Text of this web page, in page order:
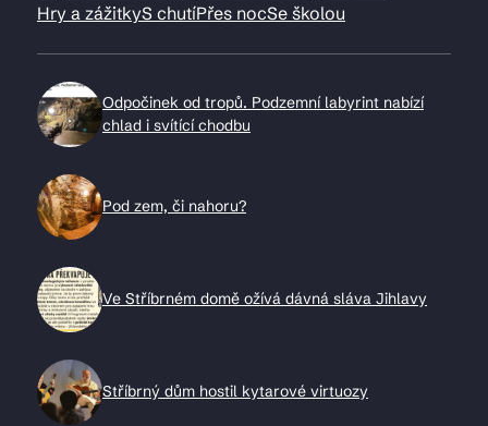
Hry a zážitkyS chutíPřes nocSe školou
Odpočinek od tropů. Podzemní labyrint nabízí
chlad i svítící chodbu
Pod zem, či nahoru?
Ve Stříbrném domě ožívá dávná sláva Jihlavy
Stříbrný dům hostil kytarové virtuozy